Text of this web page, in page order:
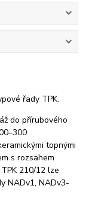
řady TPK.
do přírubového
topnými
s rozsahem
210/12 lze
NADv1, NADv3-